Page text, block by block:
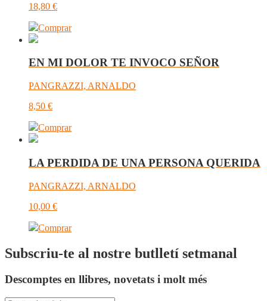
18,80 €
Comprar
EN MI DOLOR TE INVOCO SEÑOR
PANGRAZZI, ARNALDO
8,50 €
Comprar
LA PERDIDA DE UNA PERSONA QUERIDA
PANGRAZZI, ARNALDO
10,00 €
Comprar
Subscriu-te al nostre butlletí setmanal
Descomptes en llibres, novetats i molt més